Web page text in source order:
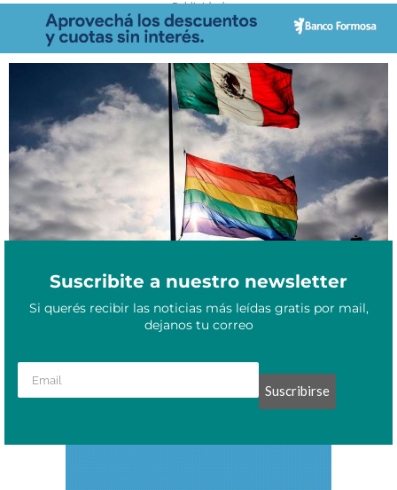
- Publicidad -
Aprueban el matrimonio igualitario en estados de México
Suscribite a nuestro newsletter
Si querés recibir las noticias más leídas gratis por mail,
dejanos tu correo
Suscribirse